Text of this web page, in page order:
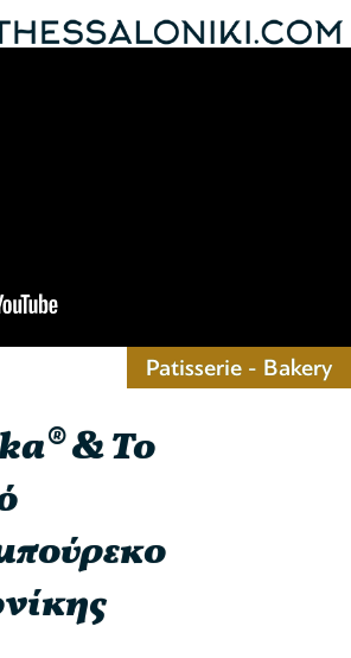
Patisserie - Bakery
& Το